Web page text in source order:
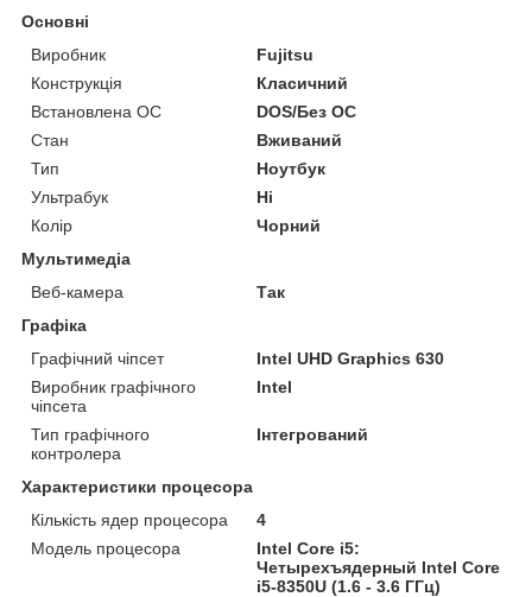
Основні
Виробник
Fujitsu
Конструкція
Класичний
Встановлена ОС
DOS/Без ОС
Стан
Вживаний
Тип
Ноутбук
Ультрабук
Ні
Колір
Чорний
Мультимедіа
Веб-камера
Так
Графіка
Графічний чіпсет
Intel UHD Graphics 630
Виробник графічного
чіпсета
Intel
Тип графічного
контролера
Інтегрований
Характеристики процесора
Кількість ядер процесора
4
Модель процесора
Intel Core i5:
Четырехъядерный Intel Core
i5-8350U (1.6 - 3.6 ГГц)